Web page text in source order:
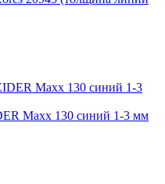
Maxx 130 синий 1-3 мм